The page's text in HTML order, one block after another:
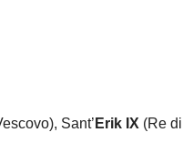
Sant’ Erik IX (Re di